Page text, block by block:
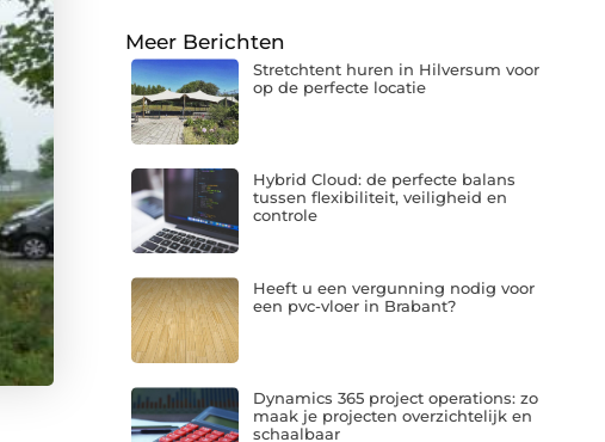
Meer Berichten
Stretchtent huren in Hilversum voor
op de perfecte locatie
Hybrid Cloud: de perfecte balans
tussen flexibiliteit, veiligheid en
controle
Heeft u een vergunning nodig voor
een pvc-vloer in Brabant?
Dynamics 365 project operations: zo
maak je projecten overzichtelijk en
schaalbaar